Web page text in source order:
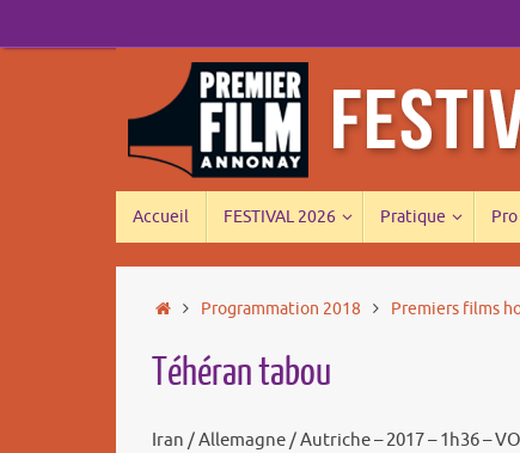
au
Accueil FESTIVAL 2026 Pratique
Accueil
Programmation 2018 Premiers films
Téhéran tabou
Iran / Allemagne / Autriche – 2017 – 1h36 –